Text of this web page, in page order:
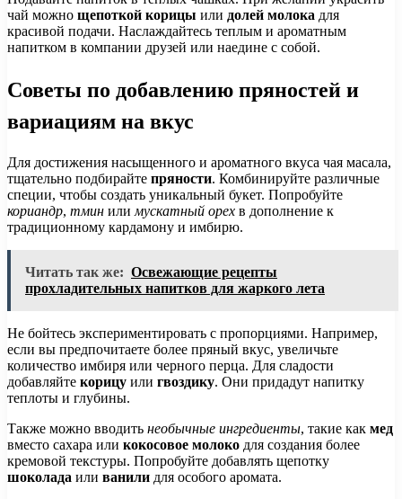
чай можно щепоткой корицы или долей молока для
красивой подачи. Наслаждайтесь теплым и ароматным
напитком в компании друзей или наедине с собой.
Советы по добавлению пряностей и
вариациям на вкус
Для достижения насыщенного и ароматного вкуса чая масала,
тщательно подбирайте пряности. Комбинируйте различные
специи, чтобы создать уникальный букет. Попробуйте
кориандр, тмин или мускатный орех в дополнение к
традиционному кардамону и имбирю.
Читать так же: Освежающие рецепты
прохладительных напитков для жаркого лета
Не бойтесь экспериментировать с пропорциями. Например,
если вы предпочитаете более пряный вкус, увеличьте
количество имбиря или черного перца. Для сладости
добавляйте корицу или гвоздику. Они придадут напитку
теплоты и глубины.
Также можно вводить необычные ингредиенты, такие как мед
вместо сахара или кокосовое молоко для создания более
кремовой текстуры. Попробуйте добавлять щепотку
шоколада или ванили для особого аромата.